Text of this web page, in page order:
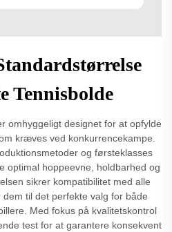
Tennisbolde
omhyggeligt designet for at opfylde
kræves ved konkurrencekampe.
og førsteklasses
optimal hoppeevne, holdbarhed og
sikrer kompatibilitet med alle
til det perfekte valg for både
Med fokus på kvalitetskontrol
test for at garantere konsekvent